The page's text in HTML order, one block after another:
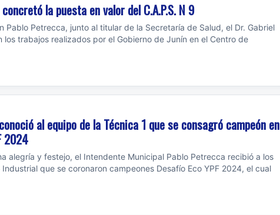
la puesta en valor del C.A.P.S. N 9
Pablo Petrecca, junto al titular de la Secretaría de Salud, el Dr. Gabriel
los trabajos realizados por el Gobierno de Junín en el Centro de
al equipo de la Técnica 1 que se consagró campeón en
2024
alegría y festejo, el Intendente Municipal Pablo Petrecca recibió a los
que se coronaron campeones Desafío Eco YPF 2024, el cual